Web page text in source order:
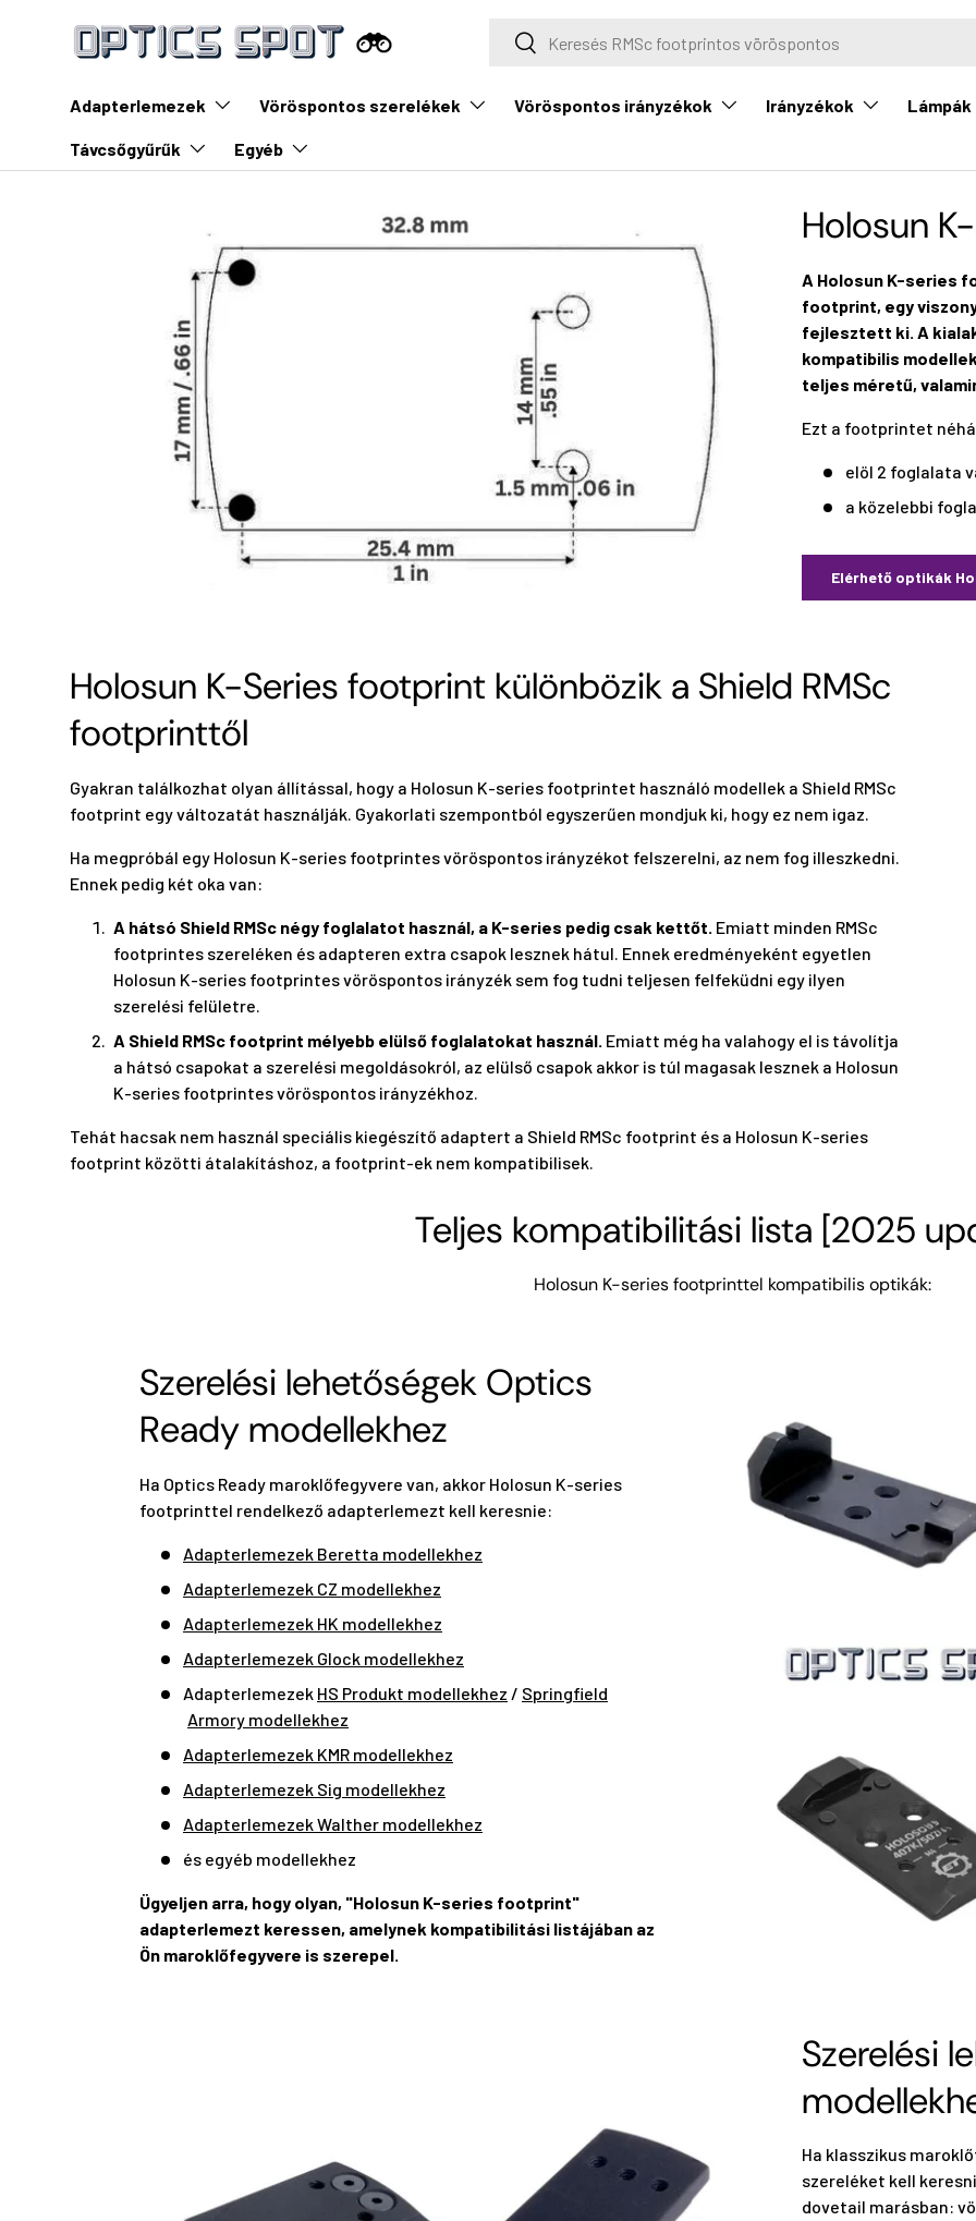
Ugrás a tartalomra Keresés
Keresés
Adapterlemezek Vöröspontos szerelékek Vöröspontos irányzékok Irányzékok Lámpák
Távcsőgyűrűk Egyéb
Holosun
A Holosun K-series
footprint, egy
fejlesztett ki. A
kompatibilis
teljes méretű,
Ezt a footprintet
elöl 2 foglalata
a közelebbi
Elérhető optikák
Holosun K-Series footprint különbözik a Shield RMSc
footprinttől
Gyakran találkozhat olyan állítással, hogy a Holosun K-series footprintet használó modellek a Shield RMSc
footprint egy változatát használják. Gyakorlati szempontból egyszerűen mondjuk ki, hogy ez nem igaz.
Ha megpróbál egy Holosun K-series footprintes vöröspontos irányzékot felszerelni, az nem fog illeszkedni.
Ennek pedig két oka van:
A hátsó Shield RMSc négy foglalatot használ, a K-series pedig csak kettőt. Emiatt minden RMSc
footprintes szereléken és adapteren extra csapok lesznek hátul. Ennek eredményeként egyetlen
Holosun K-series footprintes vöröspontos irányzék sem fog tudni teljesen felfeküdni egy ilyen
szerelési felületre.
A Shield RMSc footprint mélyebb elülső foglalatokat használ. Emiatt még ha valahogy el is távolítja
a hátsó csapokat a szerelési megoldásokról, az elülső csapok akkor is túl magasak lesznek a Holosun
K-series footprintes vöröspontos irányzékhoz.
Tehát hacsak nem használ speciális kiegészítő adaptert a Shield RMSc footprint és a Holosun K-series
footprint közötti átalakításhoz, a footprint-ek nem kompatibilisek.
Teljes kompatibilitási lista [2025
Holosun K-series footprinttel kompatibilis optikák:
Szerelési lehetőségek Optics
Ready modellekhez
Ha Optics Ready maroklőfegyvere van, akkor Holosun K-series
footprinttel rendelkező adapterlemezt kell keresnie:
Adapterlemezek Beretta modellekhez
Adapterlemezek CZ modellekhez
Adapterlemezek HK modellekhez
Adapterlemezek Glock modellekhez
Adapterlemezek HS Produkt modellekhez / Springfield
Armory modellekhez
Adapterlemezek KMR modellekhez
Adapterlemezek Sig modellekhez
Adapterlemezek Walther modellekhez
és egyéb modellekhez
Ügyeljen arra, hogy olyan, "Holosun K-series footprint"
adapterlemezt keressen, amelynek kompatibilitási listájában az
Ön maroklőfegyvere is szerepel.
Szerelési
Ha klasszikus
szereléket kell
dovetail marásban: